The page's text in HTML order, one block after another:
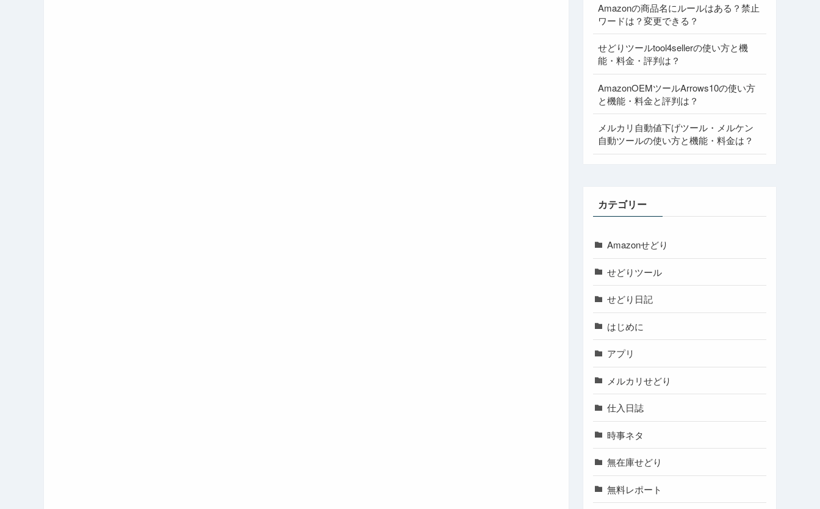
Amazonの商品名にルールはある？禁止
ワードは？変更できる？
せどりツールtool4sellerの使い方と機
能・料金・評判は？
AmazonOEMツールArrows10の使い方
と機能・料金と評判は？
メルカリ自動値下げツール・メルケン
自動ツールの使い方と機能・料金は？
カテゴリー
Amazonせどり
せどりツール
せどり日記
はじめに
アプリ
メルカリせどり
仕入日誌
時事ネタ
無在庫せどり
無料レポート